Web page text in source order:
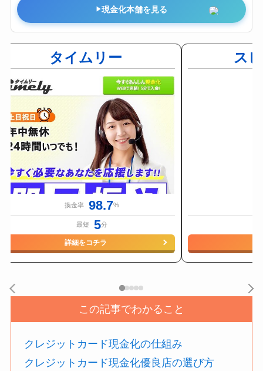
現金化本舗を見る
タイムリー
換金率 98.7%
最短 5分
詳細をコチラ
ス
スクロールできます
この記事でわかること
クレジットカード現金化の仕組み
クレジットカード現金化優良店の選び方